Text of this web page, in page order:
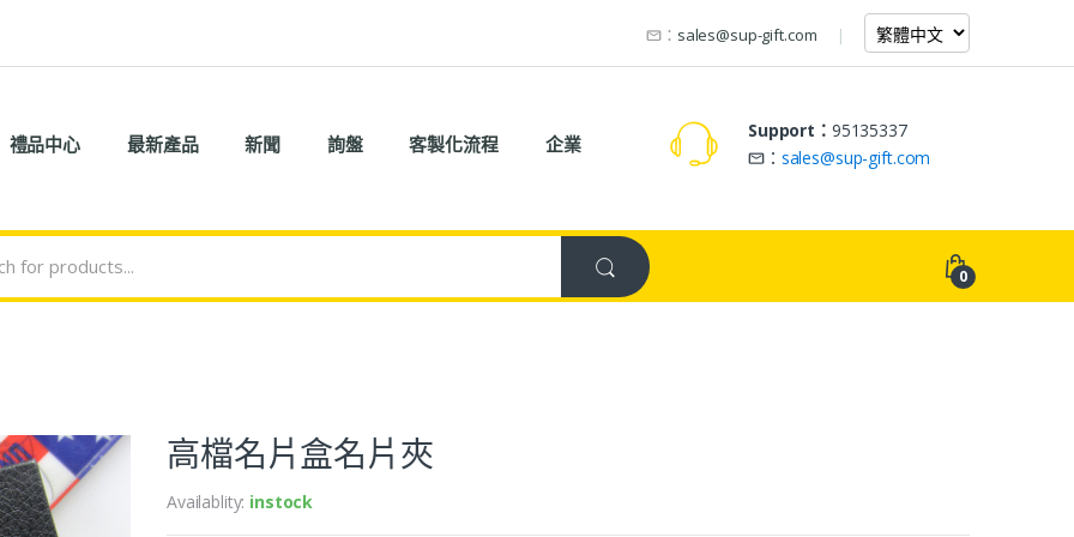
： sales@sup-gift.com
禮品中心 最新產品 新聞 詢盤 客製化流程 企業
Support： 95135337
： sales@sup-gift.com
0
高檔名片盒名片夾
Availablity: instock